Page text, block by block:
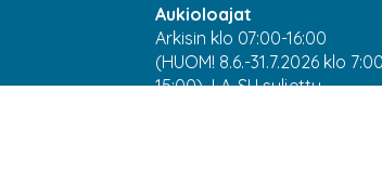
Aukioloajat
Arkisin klo 07:00-16:00
(HUOM! 8.6.-31.7.2026 klo
15:00) LA-SU suljettu